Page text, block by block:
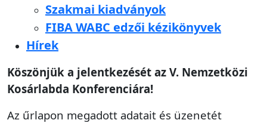
Szakmai kiadványok
FIBA WABC edzői kézikönyvek
Hírek
Köszönjük a jelentkezését az V. Nemzetközi
Kosárlabda Konferenciára!
Az űrlapon megadott adatait és üzenetét